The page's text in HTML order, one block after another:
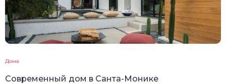
Дома
Современный дом в Санта-Монике